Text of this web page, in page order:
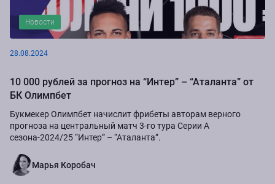
Новости
28.08.2024
10 000 рублей за прогноз на “Интер” – “Аталанта” от
БК Олимпбет
Букмекер Олимпбет начислит фрибеты авторам верного
прогноза на центральный матч 3-го тура Серии А
сезона-2024/25 “Интер” – “Аталанта”.
Марья Коробач